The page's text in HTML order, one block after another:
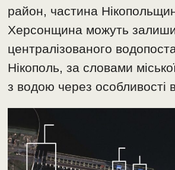
район, частина
Херсонщина можуть
централізованого
Нікополь, за словами
з водою через особливості